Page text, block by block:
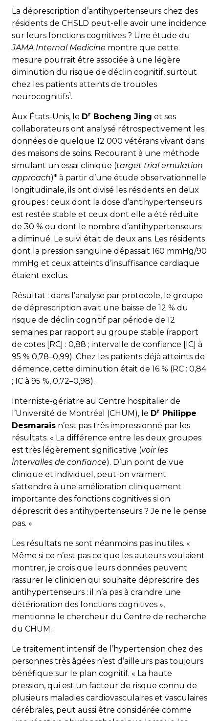
La déprescription d’antihypertenseurs chez des
résidents de CHSLD peut-elle avoir une incidence
sur leurs fonctions cognitives ? Une étude du
JAMA Internal Medicine montre que cette
mesure pourrait être associée à une légère
diminution du risque de déclin cognitif, surtout
chez les patients atteints de troubles
neurocognitifs1.
Aux États-Unis, le Dr Bocheng Jing et ses
collaborateurs ont analysé rétrospectivement les
données de quelque 12 000 vétérans vivant dans
des maisons de soins. Recourant à une méthode
simulant un essai clinique (target trial emulation
approach)* à partir d’une étude observationnelle
longitudinale, ils ont divisé les résidents en deux
groupes : ceux dont la dose d’antihypertenseurs
est restée stable et ceux dont elle a été réduite
de 30 % ou dont le nombre d’antihypertenseurs
a diminué. Le suivi était de deux ans. Les résidents
dont la pression sanguine dépassait 160 mmHg/90
mmHg et ceux atteints d’insuffisance cardiaque
étaient exclus.
Résultat : dans l’analyse par protocole, le groupe
de déprescription avait une baisse de 12 % du
risque de déclin cognitif par période de 12
semaines par rapport au groupe stable (rapport
de cotes [RC] : 0,88 ; intervalle de confiance [IC] à
95 % 0,78–0,99). Chez les patients déjà atteints de
démence, cette diminution était de 16 % (RC : 0,84
; IC à 95 %, 0,72–0,98).
Interniste-gériatre au Centre hospitalier de
l’Université de Montréal (CHUM), le Dr Philippe
Desmarais n’est pas très impressionné par les
résultats. « La différence entre les deux groupes
est très légè­rement significative (voir les
intervalles de confiance). D’un point de vue
clinique et individuel, peut-on vraiment
s’attendre à une amélioration cliniquement
importante des fonctions cognitives si on
déprescrit des antihypertenseurs ? Je ne le pense
pas. »
Les résultats ne sont néanmoins pas inutiles. «
Même si ce n’est pas ce que les auteurs voulaient
montrer, je crois que leurs données peuvent
rassurer le clinicien qui souhaite déprescrire des
antihypertenseurs : il n’a pas à craindre une
détérioration des fonctions cognitives »,
mentionne le chercheur du Centre de recherche
du CHUM.
Le traitement intensif de l’hypertension chez des
personnes très âgées n’est d’ailleurs pas toujours
bénéfique sur le plan cognitif. « La haute
pression, qui est un facteur de risque connu de
plusieurs maladies cardiovasculaires et vasculaires
cérébrales, peut aussi être considérée comme